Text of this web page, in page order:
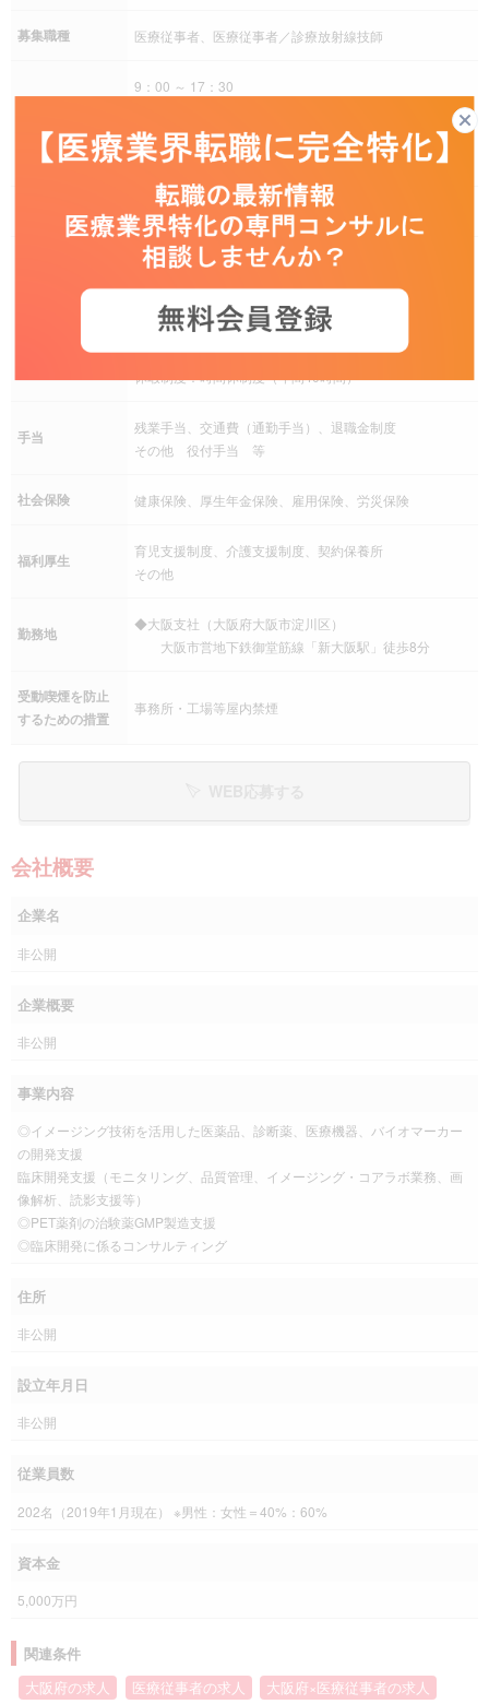
募集職種 医療従事者、医療従事者／診療放射線技師
9：00 ～ 17：30
その他
残業は月により変動あり
完全週休二日制（土日曜日）、祝日、夏季休暇、年末年
始、有給休暇、リフレッシュ、産前産後休暇、介護休
暇、年間休日120日以上
その他 子の看護休暇（年間10日）
休暇制度：時間休制度（年間40時間）
手当
残業手当、交通費（通勤手当）、退職金制度
その他 役付手当 等
社会保険 健康保険、厚生年金保険、雇用保険、労災保険
福利厚生
育児支援制度、介護支援制度、契約保養所
その他
勤務地
◆大阪支社（大阪府大阪市淀川区）
大阪市営地下鉄御堂筋線「新大阪駅」徒歩8分
受動喫煙を防止
するための措置
事務所・工場等屋内禁煙
会社概要
企業名
非公開
企業概要
非公開
事業内容
◎イメージング技術を活用した医薬品、診断薬、医療機器、バイオマーカー
の開発支援
臨床開発支援（モニタリング、品質管理、イメージング・コアラボ業務、画
像解析、読影支援等）
◎PET薬剤の治験薬GMP製造支援
◎臨床開発に係るコンサルティング
住所
非公開
設立年月日
非公開
従業員数
202名（2019年1月現在） ※男性：女性＝40%：60%
資本金
5,000万円
関連条件
大阪府の求人 医療従事者の求人 大阪府×医療従事者の求人